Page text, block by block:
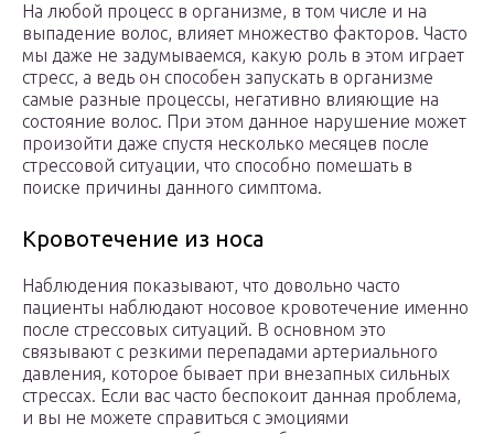
На любой процесс в организме, в том числе и на
выпадение волос, влияет множество факторов. Часто
мы даже не задумываемся, какую роль в этом играет
стресс, а ведь он способен запускать в организме
самые разные процессы, негативно влияющие на
состояние волос. При этом данное нарушение может
произойти даже спустя несколько месяцев после
стрессовой ситуации, что способно помешать в
поиске причины данного симптома.
Кровотечение из носа
Наблюдения показывают, что довольно часто
пациенты наблюдают носовое кровотечение именно
после стрессовых ситуаций. В основном это
связывают с резкими перепадами артериального
давления, которое бывает при внезапных сильных
стрессах. Если вас часто беспокоит данная проблема,
и вы не можете справиться с эмоциями